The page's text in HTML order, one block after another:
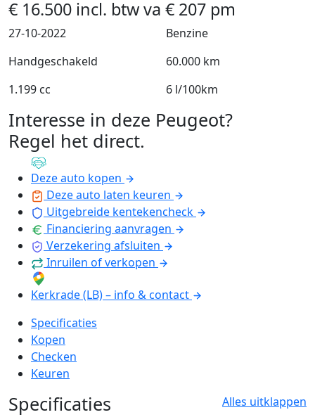
€ 16.500 incl. btwva € 207 pm
27-10-2022
Benzine
Handgeschakeld
60.000 km
1.199 cc
6 l/100km
Interesse in deze Peugeot?
Regel het direct.
Deze auto kopen
Deze auto laten keuren
Uitgebreide kentekencheck
Financiering aanvragen
Verzekering afsluiten
Inruilen of verkopen
Kerkrade (LB) – info & contact
Specificaties
Kopen
Checken
Keuren
Specificaties Alles uitklappen